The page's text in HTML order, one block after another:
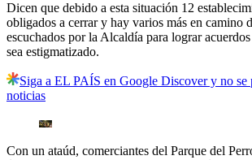
Dicen que debido a esta situación 12
obligados a cerrar y hay varios más en camino
escuchados por la Alcaldía para lograr
sea estigmatizado.
Siga a EL PAÍS en Google Discover y no se
noticias
Con un ataúd, comerciantes del Parque del